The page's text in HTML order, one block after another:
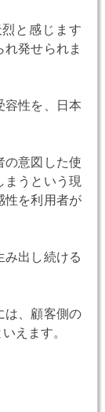
と感じます
発せられま
容性を、日本
の意図した使
まうという現
性を利用者が
み出し続ける
は、顧客側の
えます。